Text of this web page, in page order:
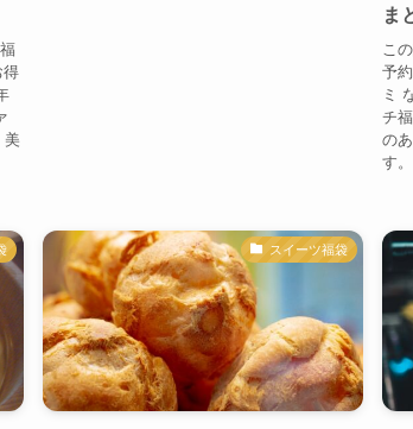
得
美
ま
こ
予
ミ
チ
の
す
スイーツ福袋